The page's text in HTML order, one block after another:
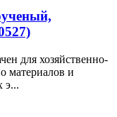
для хозяйственно-
материалов и
э...